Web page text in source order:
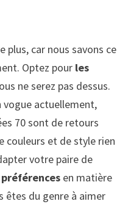
plus, car nous savons ce
Optez pourles
ne serez pas dessus.
vogue actuellement,
70 sont de retours
couleurs et de style rien
votre paire de
en matière
êtes du genre à aimer